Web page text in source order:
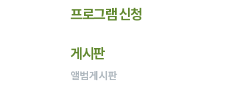
프로그램 신청
게시판
앨범게시판